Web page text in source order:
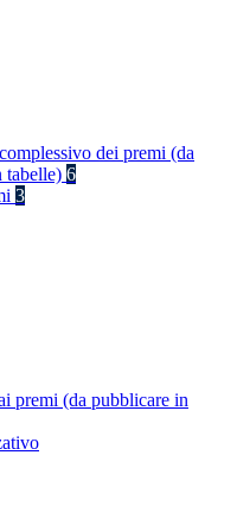
dei premi (da
tabelle) 6
3
premi (da pubblicare in